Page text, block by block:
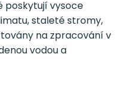
poskytují vysoce
staleté stromy,
na zpracování v
vodou a